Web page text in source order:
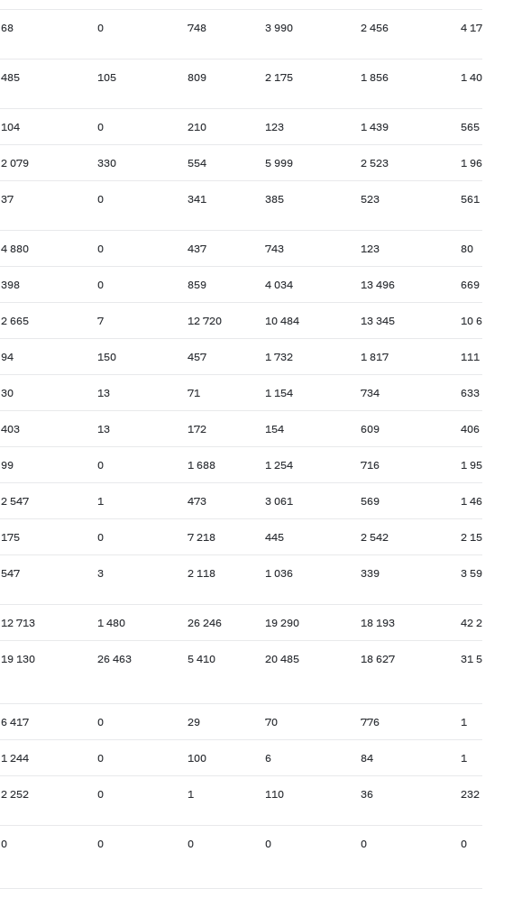
68 0 748 3 990 2 456 4 175
485 105 809 2 175 1 856 1 403
104 0 210 123 1 439 565
2 079 330 554 5 999 2 523 1 966
37 0 341 385 523 561
4 880 0 437 743 123 80
398 0 859 4 034 13 496 669
2 665 7 12 720 10 484 13 345 10 610
94 150 457 1 732 1 817 111
30 13 71 1 154 734 633
403 13 172 154 609 406
99 0 1 688 1 254 716 1 956
2 547 1 473 3 061 569 1 463
175 0 7 218 445 2 542 2 155
547 3 2 118 1 036 339 3 591
12 713 1 480 26 246 19 290 18 193 42 283
19 130 26 463 5 410 20 485 18 627 31 550
6 417 0 29 70 776 1
1 244 0 100 6 84 1
2 252 0 1 110 36 232
0 0 0 0 0 0